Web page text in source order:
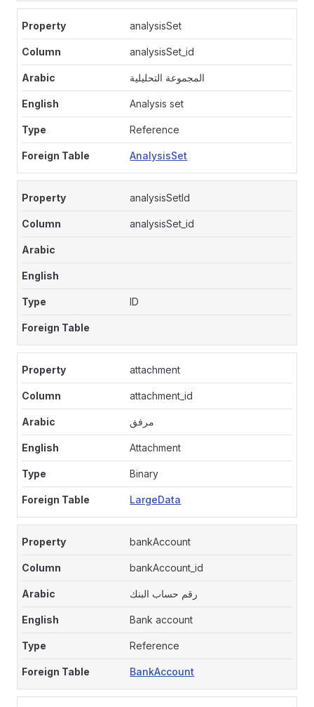
analysisSet
analysisSet_id
المجموعة التحليلية
Analysis set
Reference
AnalysisSet
analysisSetId
analysisSet_id
ID
attachment
attachment_id
مرفق
Attachment
Binary
LargeData
bankAccount
bankAccount_id
رقم حساب البنك
Bank account
Reference
BankAccount